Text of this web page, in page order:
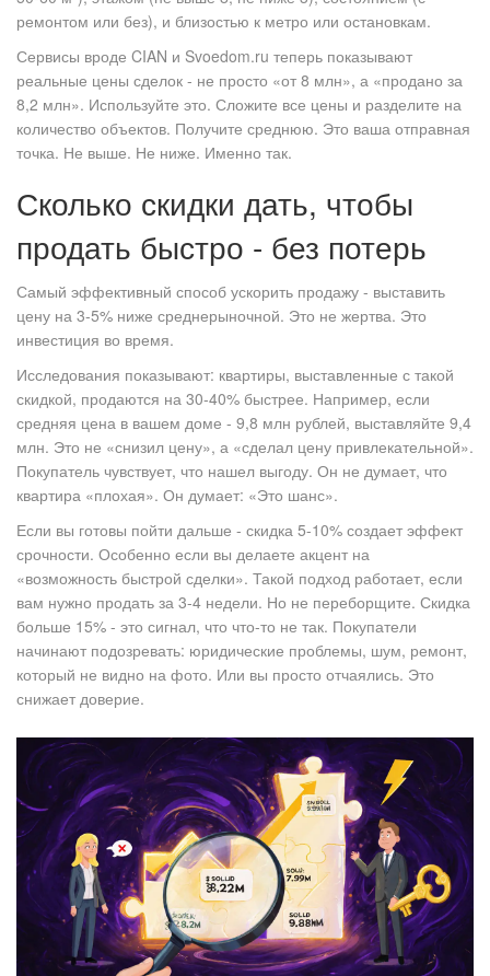
ремонтом или без), и близостью к метро или остановкам.
Сервисы вроде CIAN и Svoedom.ru теперь показывают
реальные цены сделок - не просто «от 8 млн», а «продано за
8,2 млн». Используйте это. Сложите все цены и разделите на
количество объектов. Получите среднюю. Это ваша отправная
точка. Не выше. Не ниже. Именно так.
Сколько скидки дать, чтобы
продать быстро - без потерь
Самый эффективный способ ускорить продажу - выставить
цену на 3-5% ниже среднерыночной. Это не жертва. Это
инвестиция во время.
Исследования показывают: квартиры, выставленные с такой
скидкой, продаются на 30-40% быстрее. Например, если
средняя цена в вашем доме - 9,8 млн рублей, выставляйте 9,4
млн. Это не «снизил цену», а «сделал цену привлекательной».
Покупатель чувствует, что нашел выгоду. Он не думает, что
квартира «плохая». Он думает: «Это шанс».
Если вы готовы пойти дальше - скидка 5-10% создает эффект
срочности. Особенно если вы делаете акцент на
«возможность быстрой сделки». Такой подход работает, если
вам нужно продать за 3-4 недели. Но не переборщите. Скидка
больше 15% - это сигнал, что что-то не так. Покупатели
начинают подозревать: юридические проблемы, шум, ремонт,
который не видно на фото. Или вы просто отчаялись. Это
снижает доверие.